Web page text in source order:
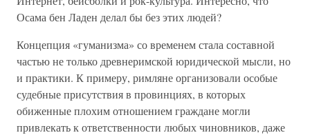
Осама бен Ладен делал бы без этих людей?
Концепция «гуманизма» со временем стала составной
частью не только древнеримской юридической мысли, но
и практики. К примеру, римляне организовали особые
судебные присутствия в провинциях, в которых
обиженные плохим отношением граждане могли
привлекать к ответственности любых чиновников, даже